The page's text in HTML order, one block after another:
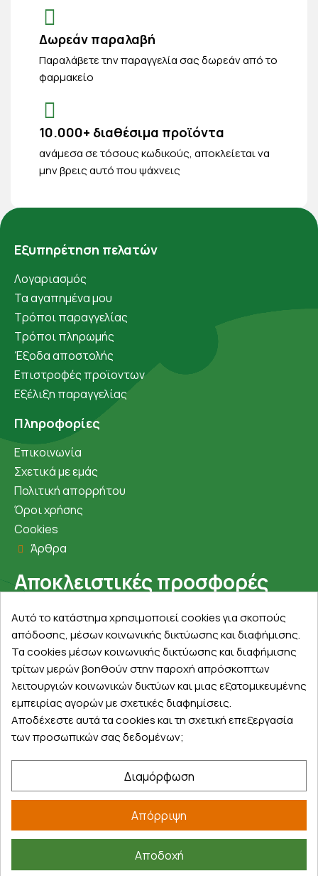
Δωρεάν παραλαβή
Παραλάβετε την παραγγελία σας δωρεάν από το
φαρμακείο
10.000+ διαθέσιμα προϊόντα
ανάμεσα σε τόσους κωδικούς, αποκλείεται να
μην βρεις αυτό που ψάχνεις
Εξυπηρέτηση πελατών
Λογαριασμός
Τα αγαπημένα μου
Τρόποι παραγγελίας
Τρόποι πληρωμής
Έξοδα αποστολής
Επιστροφές προϊοντων
Εξέλιξη παραγγελίας
Πληροφορίες
Επικοινωνία
Σχετικά με εμάς
Πολιτική απορρήτου
Όροι χρήσης
Cookies
Άρθρα
Αποκλειστικές προσφορές
Εγγραφείτε με το email σας για να ενημερώνεστε
πρώτοι για προσφορές, διαγωνισμούς, εκπτωτικούς
κωδικούς και μοναδικά δώρα!
Βρείτε μας στα social
©2026farmakeioexpress.gr
Αυτό το κατάστημα χρησιμοποιεί cookies για σκοπούς
απόδοσης, μέσων κοινωνικής δικτύωσης και διαφήμισης.
Τα cookies μέσων κοινωνικής δικτύωσης και διαφήμισης
τρίτων μερών βοηθούν στην παροχή απρόσκοπτων
λειτουργιών κοινωνικών δικτύων και μιας εξατομικευμένης
εμπειρίας αγορών με σχετικές διαφημίσεις.
Αποδέχεστε αυτά τα cookies και τη σχετική επεξεργασία
των προσωπικών σας δεδομένων;
Διαμόρφωση
Απόρριψη
Αποδοχή